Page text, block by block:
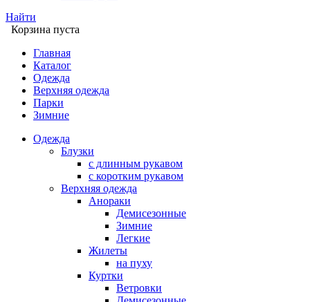
Найти
Корзина пуста
Главная
Каталог
Одежда
Верхняя одежда
Парки
Зимние
Одежда
Блузки
с длинным рукавом
с коротким рукавом
Верхняя одежда
Анораки
Демисезонные
Зимние
Легкие
Жилеты
на пуху
Куртки
Ветровки